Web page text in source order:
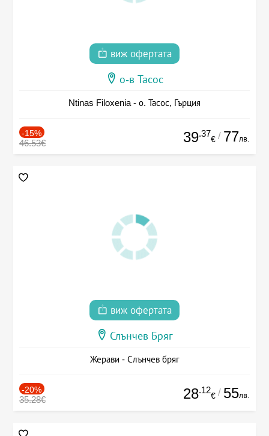
виж офертата
о-в Тасос
Ntinas Filoxenia - о. Тасос, Гърция
-15%
46.53€ 39.37
€ / 77лв.
виж офертата
Слънчев Бряг
Жерави - Слънчев бряг
-20%
35.28€ 28.12
€ / 55лв.